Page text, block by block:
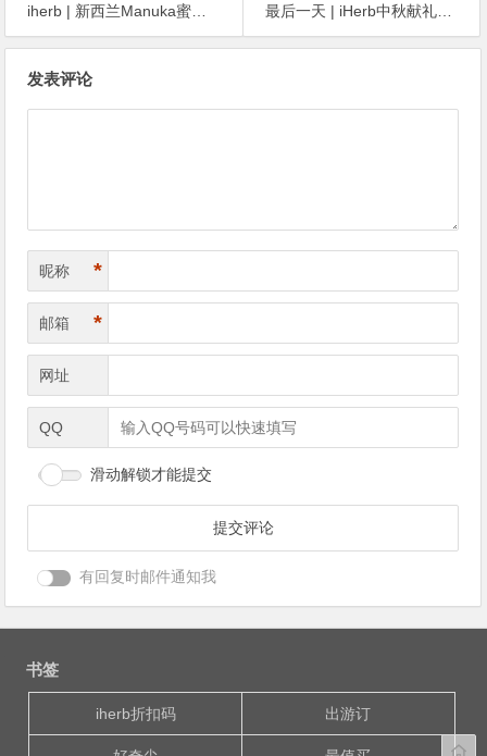
iherb | 新西兰Manuka蜜纽康蜂蜜全场8折
最后一天 | iHerb中秋献礼九折码！
发表评论
昵称 *
邮箱 *
网址
QQ
滑动解锁才能提交
有回复时邮件通知我
书签
iherb折扣码 出游订